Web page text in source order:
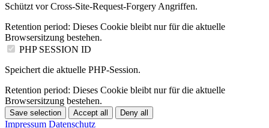
Schützt vor Cross-Site-Request-Forgery Angriffen.
Retention period: Dieses Cookie bleibt nur für die aktuelle
Browsersitzung bestehen.
PHP SESSION ID
Speichert die aktuelle PHP-Session.
Retention period: Dieses Cookie bleibt nur für die aktuelle
Browsersitzung bestehen.
Save selection Accept all Deny all
Impressum Datenschutz